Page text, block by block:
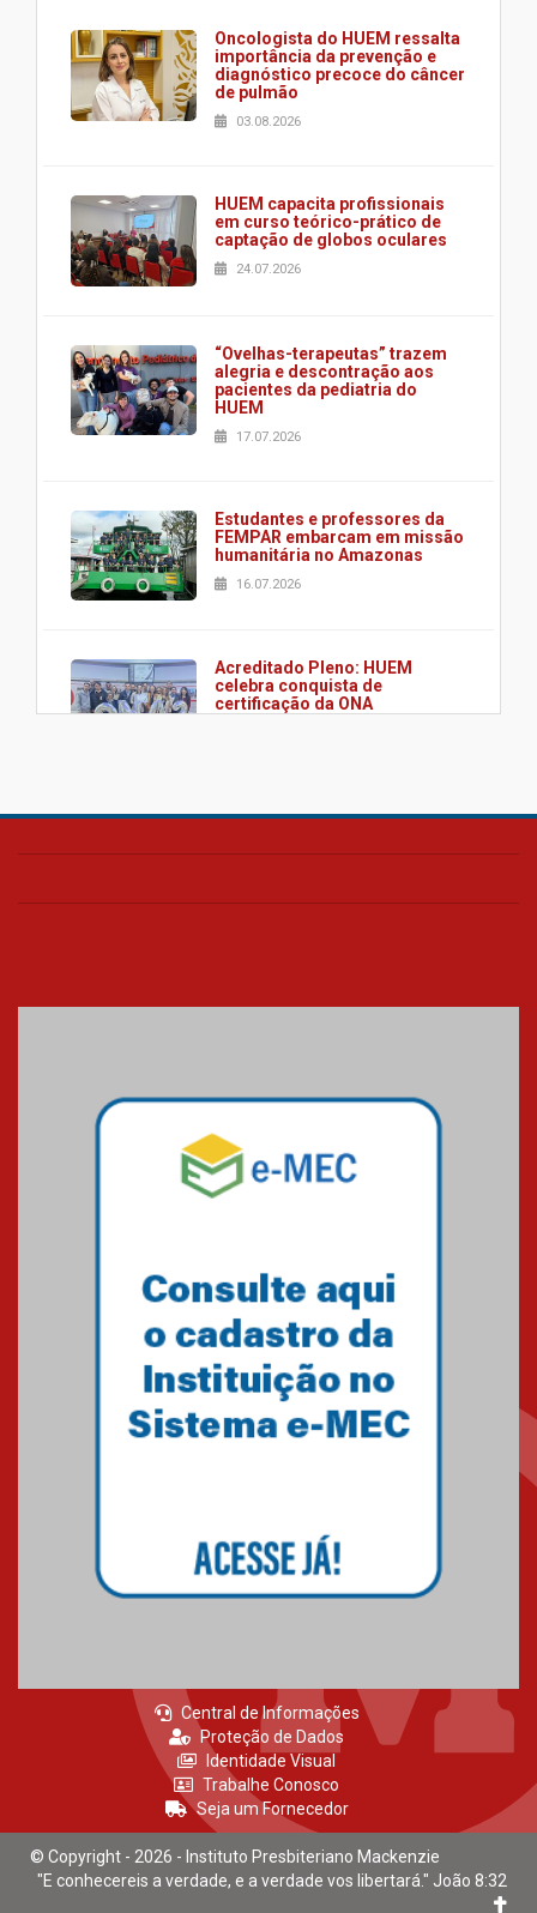
Oncologista do HUEM ressalta
importância da prevenção e
diagnóstico precoce do câncer
de pulmão
03.08.2026
HUEM capacita profissionais
em curso teórico-prático de
captação de globos oculares
24.07.2026
“Ovelhas-terapeutas” trazem
alegria e descontração aos
pacientes da pediatria do
HUEM
17.07.2026
Estudantes e professores da
FEMPAR embarcam em missão
humanitária no Amazonas
16.07.2026
Acreditado Pleno: HUEM
celebra conquista de
certificação da ONA
HUEM é o primeiro hospital do
UTI's inteligentes
referência mundial em
Pós-Asco: evento do HUEM
debate novidades sobre
estudos e tratamentos contra
o câncer
MackPesquisa 2026 prorroga
inscrições até 14 de agosto
15.06.2026
Central de Informações
Proteção de Dados
Identidade Visual
Trabalhe Conosco
Seja um Fornecedor
© Copyright - 2026 - Instituto Presbiteriano Mackenzie
"E conhecereis a verdade, e a verdade vos libertará." João 8:32